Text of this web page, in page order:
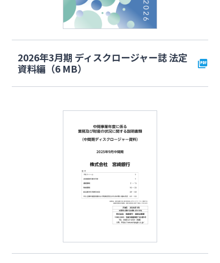
個人のお客さま
法人・個人事業主のお客さま
株主・投資家の皆さま
宮崎銀行について
ニュースリリース一覧
2026年3月期 ディスクロージャー誌 法定
資料編（6 MB）